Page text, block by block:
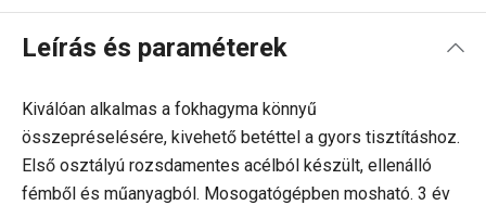
Leírás és paraméterek
Kiválóan alkalmas a fokhagyma könnyű
összepréselésére, kivehető betéttel a gyors tisztításhoz.
Első osztályú rozsdamentes acélból készült, ellenálló
fémből és műanyagból. Mosogatógépben mosható. 3 év